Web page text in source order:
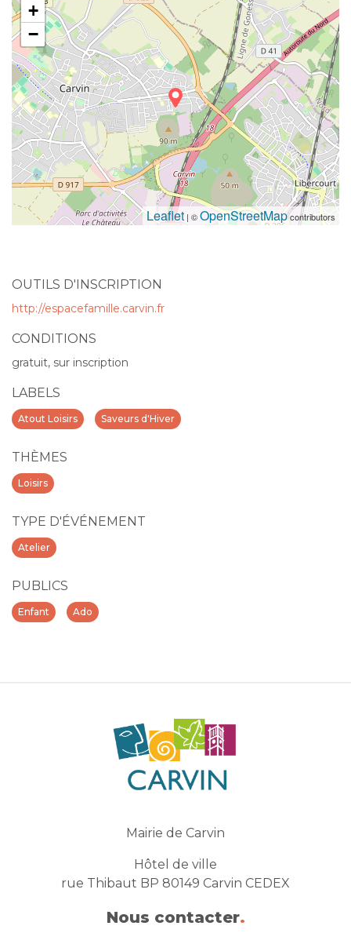
+
−
Leaflet | ©OpenStreetMapcontributors
OUTILS D'INSCRIPTION
http://espacefamille.carvin.fr
CONDITIONS
gratuit, sur inscription
LABELS
Atout Loisirs Saveurs d'Hiver
THÈMES
Loisirs
TYPE D'ÉVÉNEMENT
Atelier
PUBLICS
Enfant Ado
Mairie de Carvin
Hôtel de ville
rue Thibaut BP 80149 Carvin CEDEX
Nous contacter.